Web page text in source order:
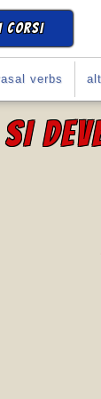
CORSI
verbs